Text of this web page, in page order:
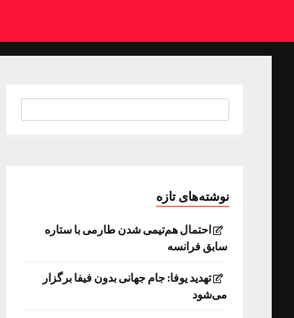
نوشته‌های تازه
احتمال هم‌تیمی شدن طارمی با ستاره
سابق فرانسه
تهدید یوفا: جام جهانی بدون فیفا برگزار
می‌شود